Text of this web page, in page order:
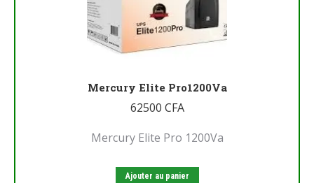
Mercury Elite Pro1200Va
62500 CFA
Mercury Elite Pro 1200Va
Ajouter au panier